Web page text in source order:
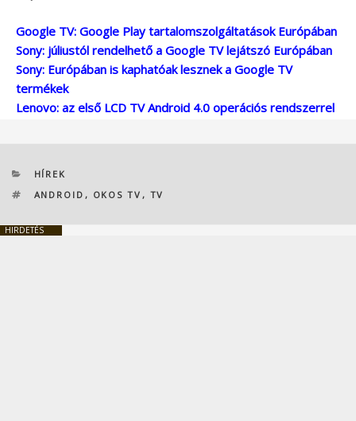
Google TV: Google Play tartalomszolgáltatások Európában
Sony: júliustól rendelhető a Google TV lejátszó Európában
Sony: Európában is kaphatóak lesznek a Google TV
termékek
Lenovo: az első LCD TV Android 4.0 operációs rendszerrel
KATEGÓRIÁK
HÍREK
CÍMKÉK
ANDROID , OKOS TV , TV
HIRDETÉS